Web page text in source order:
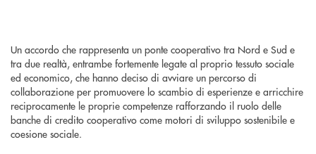
Un accordo che rappresenta un ponte cooperativo tra Nord e Sud e
tra due realtà, entrambe fortemente legate al proprio tessuto sociale
ed economico, che hanno deciso di avviare un percorso di
collaborazione per promuovere lo scambio di esperienze e arricchire
reciprocamente le proprie competenze rafforzando il ruolo delle
banche di credito cooperativo come motori di sviluppo sostenibile e
coesione sociale.